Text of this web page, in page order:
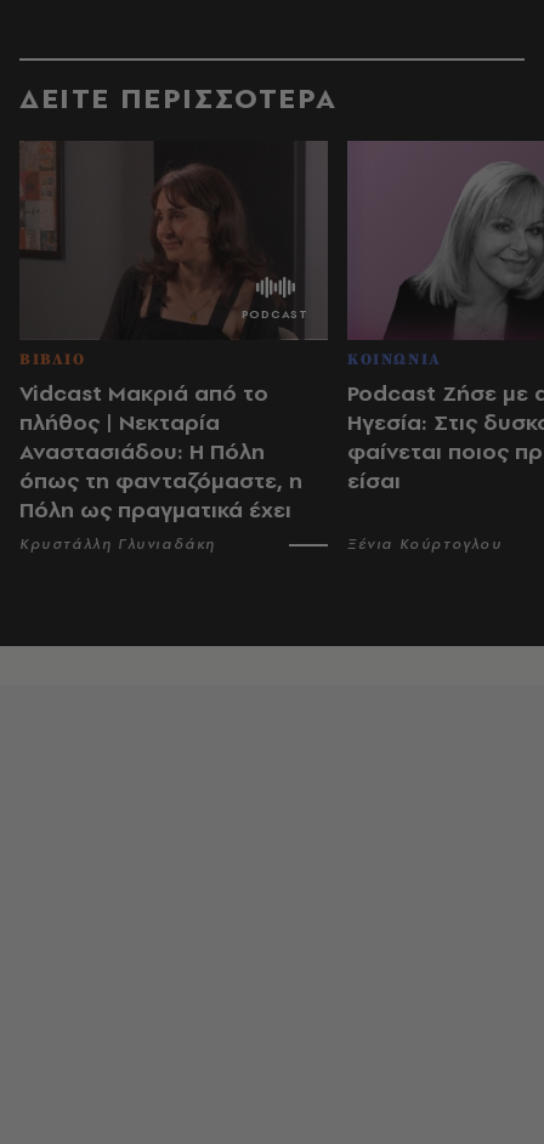
ΔΕΙΤΕ ΠΕΡΙΣΣΟΤΕΡΑ
ΒΙΒΛΙΟ
Vidcast Μακριά από το
πλήθος | Νεκταρία
Αναστασιάδου: Η Πόλη
όπως τη φανταζόμαστε, η
Πόλη ως πραγματικά έχει
Κρυστάλλη Γλυνιαδάκη
ΚΟΙΝΩΝΙΑ
Podcast Ζήσε με
Ηγεσία: Στις
φαίνεται ποιος
είσαι
Ξένια Κούρτογλου